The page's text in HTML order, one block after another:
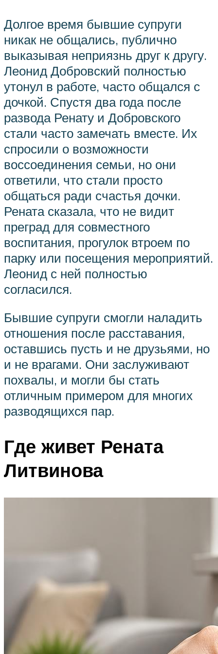
Долгое время бывшие супруги
никак не общались, публично
выказывая неприязнь друг к другу.
Леонид Добровский полностью
утонул в работе, часто общался с
дочкой. Спустя два года после
развода Ренату и Добровского
стали часто замечать вместе. Их
спросили о возможности
воссоединения семьи, но они
ответили, что стали просто
общаться ради счастья дочки.
Рената сказала, что не видит
преград для совместного
воспитания, прогулок втроем по
парку или посещения мероприятий.
Леонид с ней полностью
согласился.
Бывшие супруги смогли наладить
отношения после расставания,
оставшись пусть и не друзьями, но
и не врагами. Они заслуживают
похвалы, и могли бы стать
отличным примером для многих
разводящихся пар.
Где живет Рената
Литвинова